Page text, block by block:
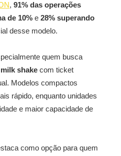
, 91% das operações
de 10% e 28% superando
desse modelo.
quem busca
shake com ticket
Modelos compactos
rápido, enquanto unidades
e maior capacidade de
como opção para quem